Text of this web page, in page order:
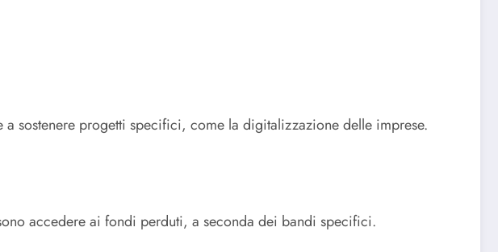
sostenere progetti specifici, come la digitalizzazione delle imprese.
accedere ai fondi perduti, a seconda dei bandi specifici.